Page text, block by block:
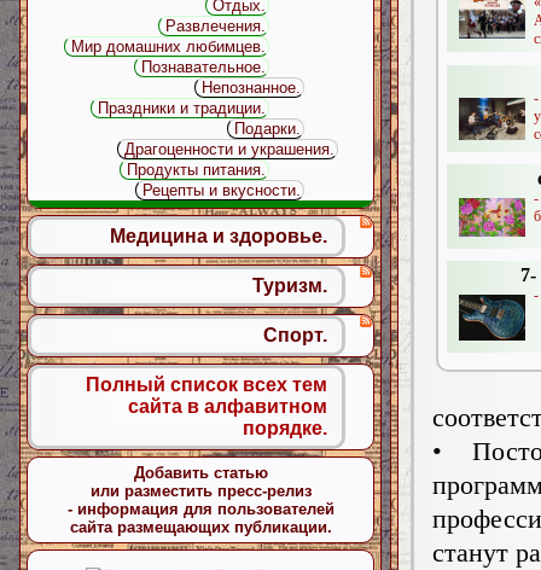
7-
-
•
станут
Отдых.
Развлечения.
Мир домашних любимцев.
Познавательное.
Непознанное.
Праздники и традиции.
Подарки.
Драгоценности и украшения.
Продукты питания.
Рецепты и вкусности.
Медицина и здоровье.
Туризм.
Спорт.
Полный список всех тем
сайта в алфавитном
порядке.
Добавить статью
или разместить пресс-релиз
- информация для пользователей
сайта размещающих публикации.